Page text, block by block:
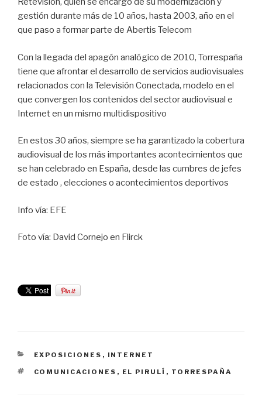
gestión durante más de 10 años, hasta 2003, año en el
que paso a formar parte de Abertis Telecom
Con la llegada del apagón analógico de 2010, Torrespaña
tiene que afrontar el desarrollo de servicios audiovisuales
relacionados con la Televisión Conectada, modelo en el
que convergen los contenidos del sector audiovisual e
Internet en un mismo multidispositivo
En estos 30 años, siempre se ha garantizado la cobertura
audiovisual de los más importantes acontecimientos que
se han celebrado en España, desde las cumbres de jefes
de estado , elecciones o acontecimientos deportivos
Info vía: EFE
Foto vía: David Cornejo en Flirck
CATEGORÍAS
EXPOSICIONES , INTERNET
ETIQUETAS
COMUNICACIONES , EL PIRULÍ , TORRESPAÑA